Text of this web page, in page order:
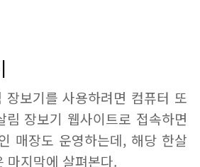
장보기를 사용하려면 컴퓨터 또
림 장보기 웹사이트로 접속하면
매장도 운영하는데, 해당 한살
마지막에 살펴본다.